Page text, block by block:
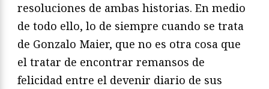
resoluciones de ambas historias. En medio
de todo ello, lo de siempre cuando se trata
de Gonzalo Maier, que no es otra cosa que
el tratar de encontrar remansos de
felicidad entre el devenir diario de sus